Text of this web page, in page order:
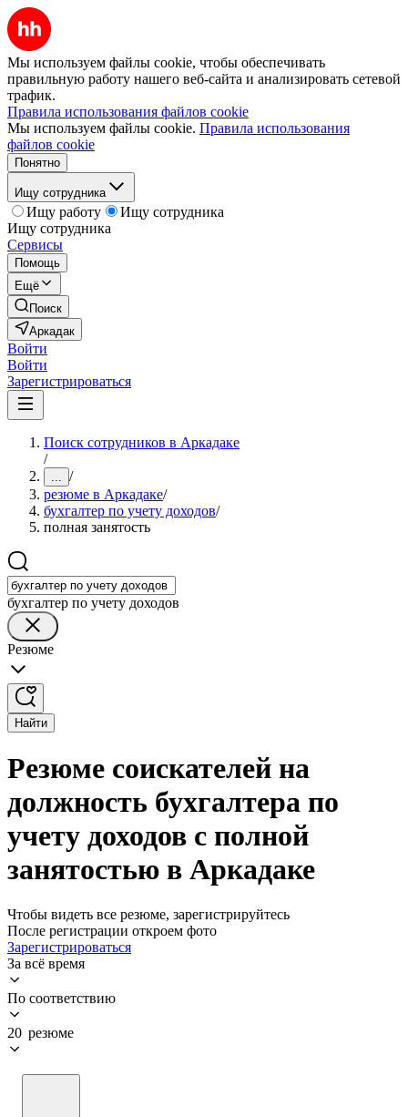
Мы используем файлы cookie, чтобы обеспечивать
правильную работу нашего веб-сайта и анализировать сетевой
трафик.
Правила использования файлов cookie
Мы используем файлы cookie. Правила использования
файлов cookie
Понятно
Ищу сотрудника
Ищу работу
Ищу сотрудника
Ищу сотрудника
Сервисы
Помощь
Ещё
Поиск
Аркадак
Войти
Войти
Зарегистрироваться
Поиск сотрудников в Аркадаке
/
... /
резюме в Аркадаке/
бухгалтер по учету доходов/
полная занятость
бухгалтер по учету доходов
Резюме
Найти
Резюме соискателей на
должность бухгалтера по
учету доходов с полной
занятостью в Аркадаке
Чтобы видеть все резюме, зарегистрируйтесь
После регистрации откроем фото
Зарегистрироваться
За всё время
По соответствию
20 резюме